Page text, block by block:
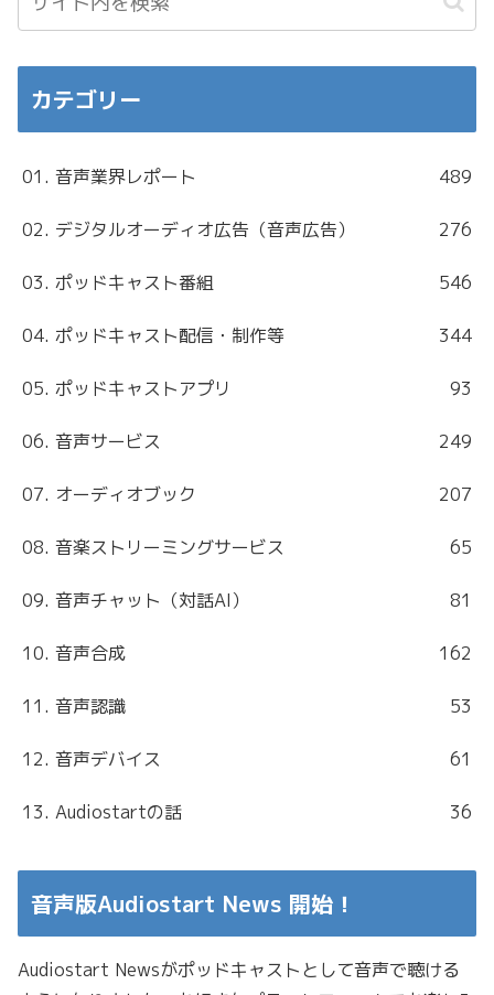
カテゴリー
01. 音声業界レポート 489
02. デジタルオーディオ広告（音声広告） 276
03. ポッドキャスト番組 546
04. ポッドキャスト配信・制作等 344
05. ポッドキャストアプリ 93
06. 音声サービス 249
07. オーディオブック 207
08. 音楽ストリーミングサービス 65
09. 音声チャット（対話AI） 81
10. 音声合成 162
11. 音声認識 53
12. 音声デバイス 61
13. Audiostartの話 36
音声版Audiostart News 開始！
Audiostart Newsがポッドキャストとして音声で聴ける